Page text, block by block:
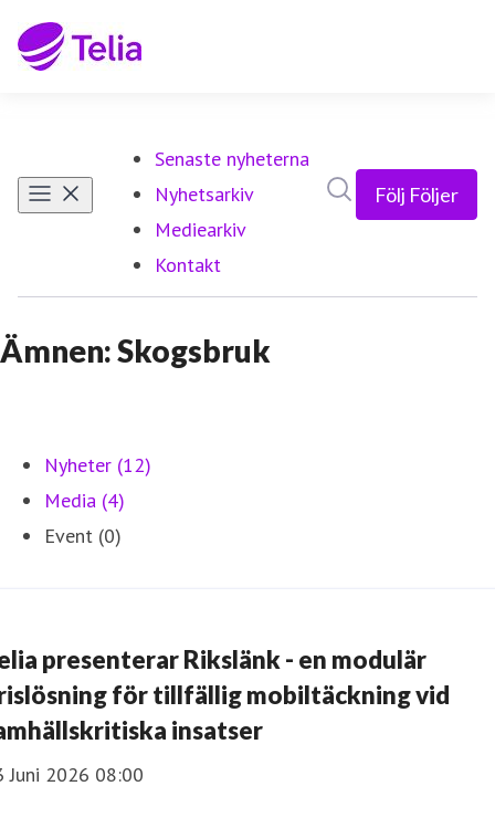
Senaste nyheterna
Nyhetsarkiv
Mediearkiv
Kontakt
Följ Följer
Ämnen: Skogsbruk
Nyheter (12)
Media (4)
Event (0)
presenterar Rikslänk - en modulär
för tillfällig mobiltäckning vid
insatser
Juni 2026 08:00